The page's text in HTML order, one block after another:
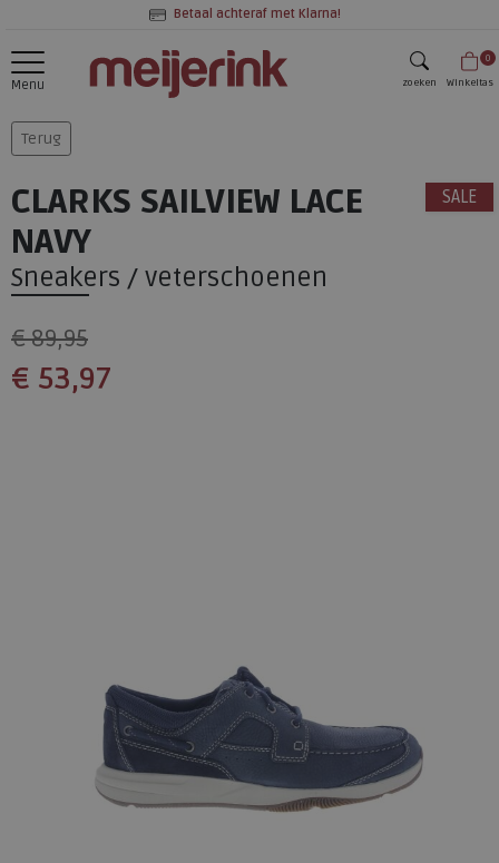
Betaal achteraf met Klarna!
Menu zoeken
0
Winkeltas
Terug
SALE
CLARKS SAILVIEW LACE
NAVY
Sneakers / veterschoenen
€ 89,95
€ 53,97